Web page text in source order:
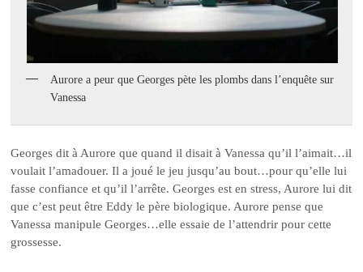
Aurore a peur que Georges pète les plombs dans l’enquête sur
Vanessa
Georges dit à Aurore que quand il disait à Vanessa qu’il l’aimait…il
voulait l’amadouer. Il a joué le jeu jusqu’au bout…pour qu’elle lui
fasse confiance et qu’il l’arrête. Georges est en stress, Aurore lui dit
que c’est peut être Eddy le père biologique. Aurore pense que
Vanessa manipule Georges…elle essaie de l’attendrir pour cette
grossesse.